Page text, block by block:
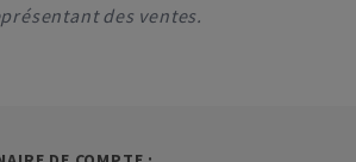
des ventes.